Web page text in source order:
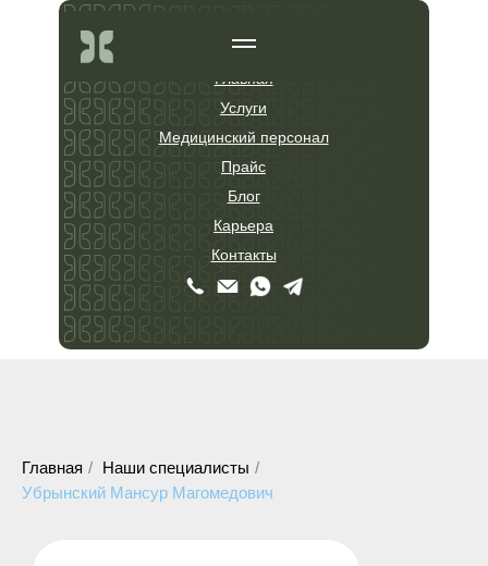
______
Главная
Медицинский персонал
Блог
Услуги
Прайс
Контакты
Карьера
Главная / Наши специалисты /
Убрынский Мансур Магомедович